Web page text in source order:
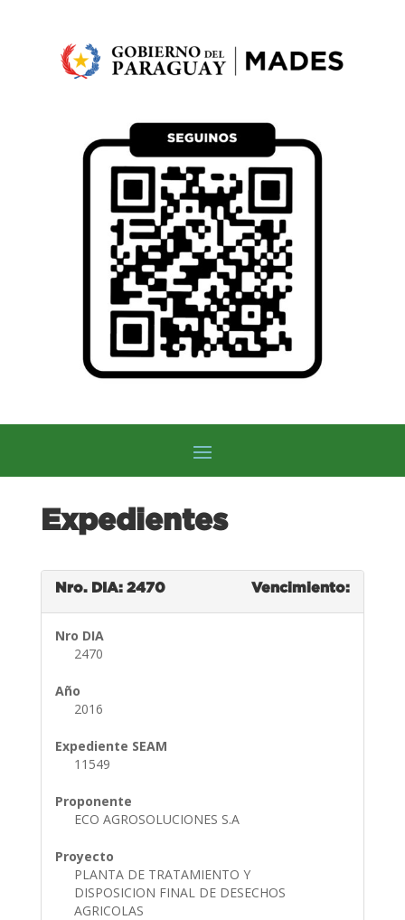
Expedientes
Nro. DIA: 2470 Vencimiento:
Nro DIA
2470
Año
2016
Expediente SEAM
11549
Proponente
ECO AGROSOLUCIONES S.A
Proyecto
PLANTA DE TRATAMIENTO Y
DISPOSICION FINAL DE DESECHOS
AGRICOLAS